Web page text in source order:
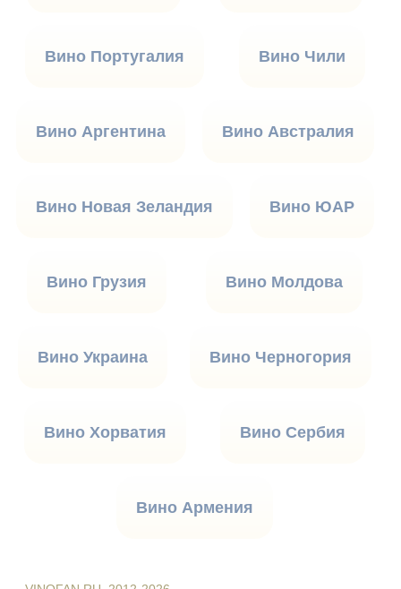
Вино Португалия Вино Чили
Вино Аргентина Вино Австралия
Вино Новая Зеландия Вино ЮАР
Вино Грузия Вино Молдова
Вино Украина Вино Черногория
Вино Хорватия Вино Сербия
Вино Армения